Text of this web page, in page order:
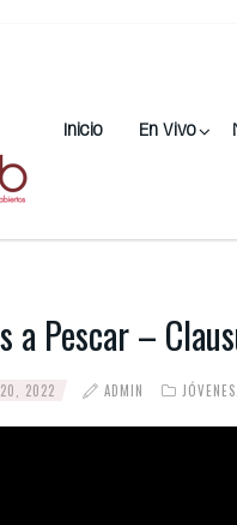
Inicio En Vivo
a Pescar –
20, 2022 ADMIN JÓVENES